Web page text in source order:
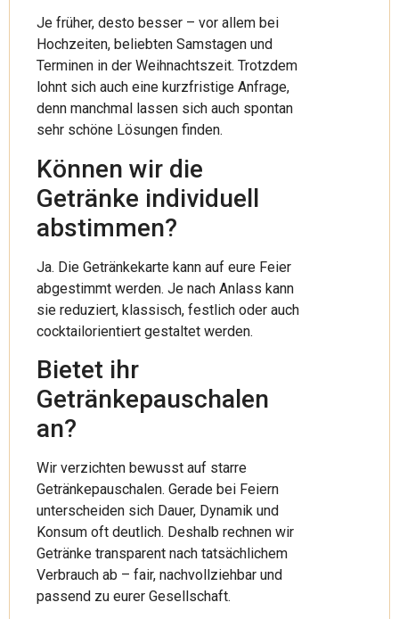
Je früher, desto besser – vor allem bei
Hochzeiten, beliebten Samstagen und
Terminen in der Weihnachtszeit. Trotzdem
lohnt sich auch eine kurzfristige Anfrage,
denn manchmal lassen sich auch spontan
sehr schöne Lösungen finden.
Können wir die
Getränke individuell
abstimmen?
Ja. Die Getränkekarte kann auf eure Feier
abgestimmt werden. Je nach Anlass kann
sie reduziert, klassisch, festlich oder auch
cocktailorientiert gestaltet werden.
Bietet ihr
Getränkepauschalen
an?
Wir verzichten bewusst auf starre
Getränkepauschalen. Gerade bei Feiern
unterscheiden sich Dauer, Dynamik und
Konsum oft deutlich. Deshalb rechnen wir
Getränke transparent nach tatsächlichem
Verbrauch ab – fair, nachvollziehbar und
passend zu eurer Gesellschaft.